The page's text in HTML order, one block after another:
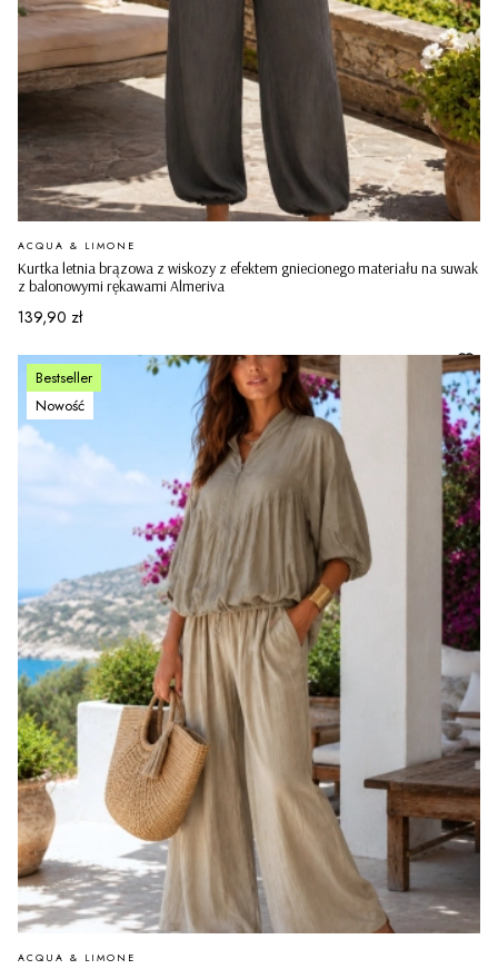
Kurtka letnia brązowa z wiskozy z efektem gniecionego materiału na suwak
z balonowymi rękawami Almeriva
PRODUCENT
ACQUA & LIMONE
Cena
139,90 zł
Bestseller
Nowość
PRODUCENT
ACQUA & LIMONE